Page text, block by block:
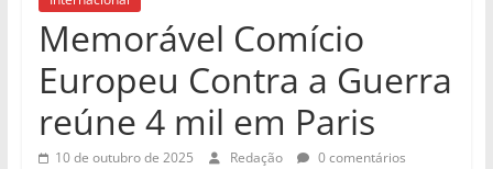
Memorável Comício
Europeu Contra a Guerra
reúne 4 mil em Paris
10 de outubro de 2025 Redação 0 comentários